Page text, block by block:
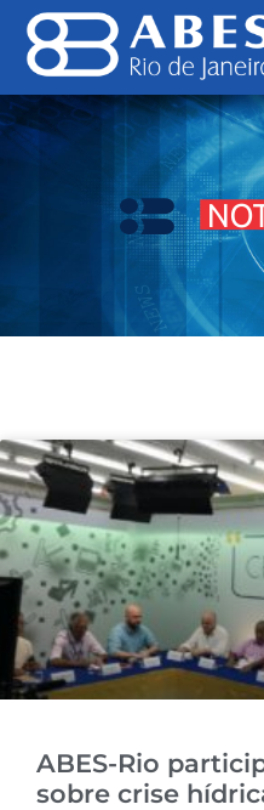
ABES-Rio
sobre crise